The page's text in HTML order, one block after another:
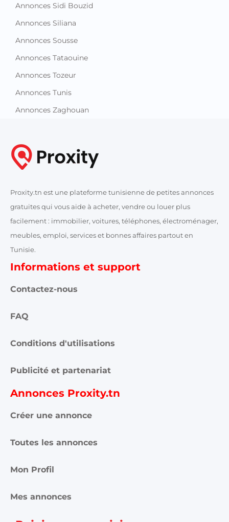
Annonces Sidi Bouzid
Annonces Siliana
Annonces Sousse
Annonces Tataouine
Annonces Tozeur
Annonces Tunis
Annonces Zaghouan
Proxity.tn est une plateforme tunisienne de petites annonces
gratuites qui vous aide à acheter, vendre ou louer plus
facilement : immobilier, voitures, téléphones, électroménager,
meubles, emploi, services et bonnes affaires partout en
Tunisie.
Informations et support
Contactez-nous
FAQ
Conditions d'utilisations
Publicité et partenariat
Annonces Proxity.tn
Créer une annonce
Toutes les annonces
Mon Profil
Mes annonces